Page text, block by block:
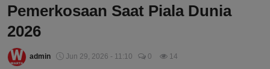
Pemerkosaan Saat Piala Dunia
2026
admin Jun 29, 2026 - 11:10 0 14